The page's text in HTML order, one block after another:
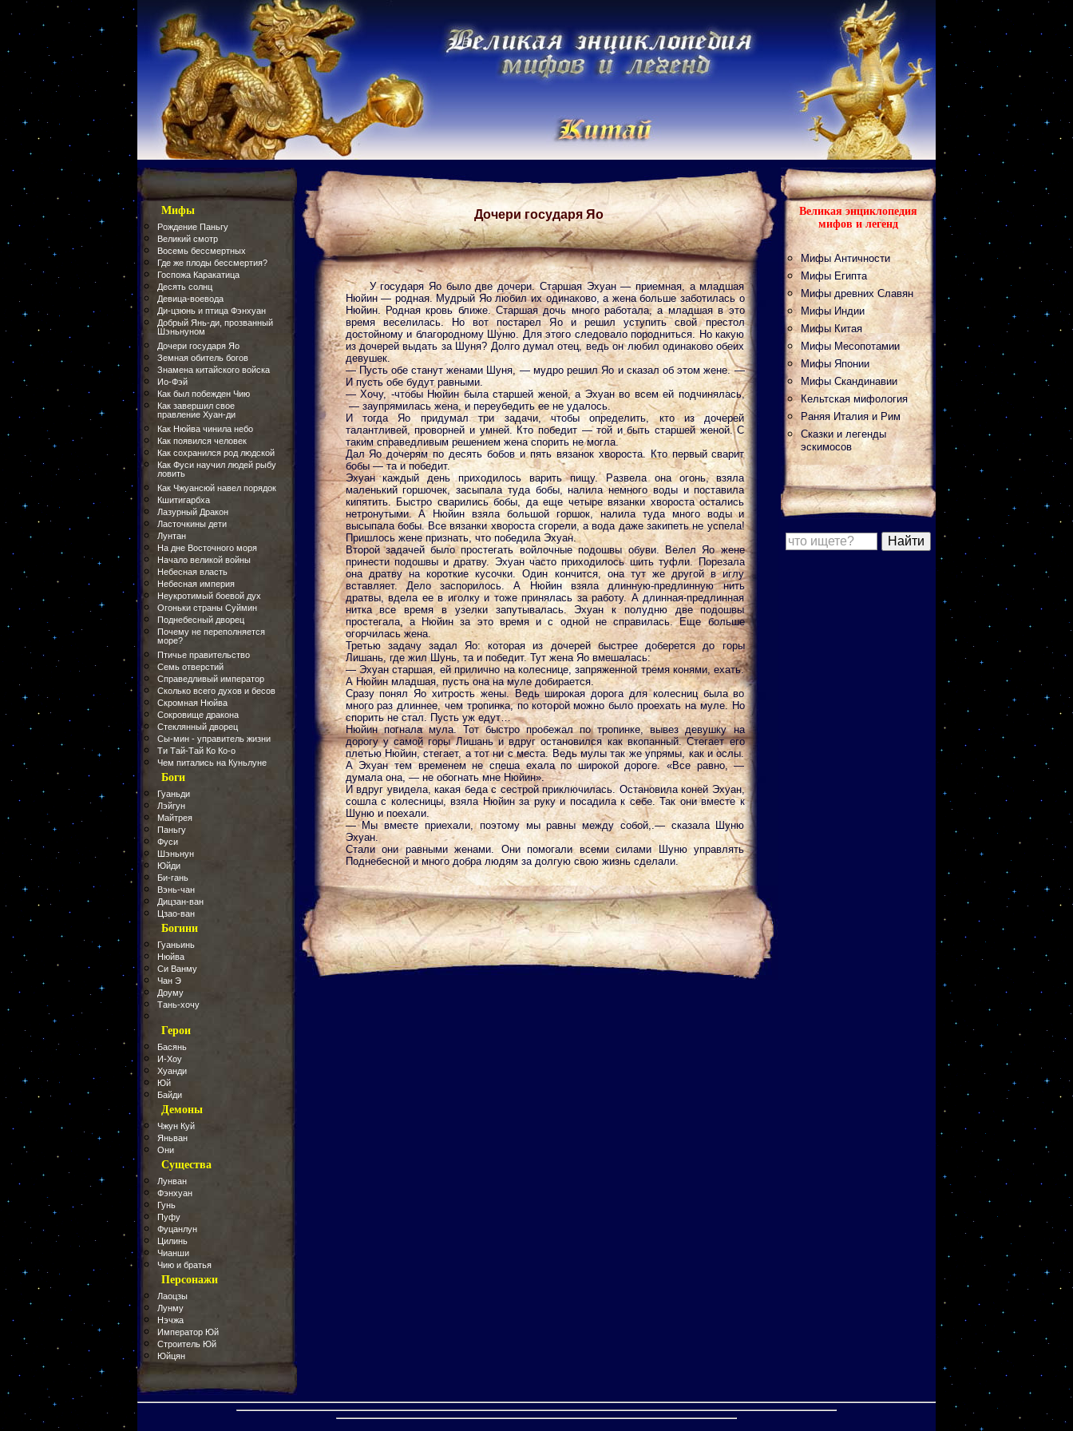
Мифы
Рождение Паньгу
Великий смотр
Восемь бессмертных
Где же плоды бессмертия?
Госпожа Каракатица
Десять солнц
Девица-воевода
Ди-цзюнь и птица Фэнхуан
Добрый Янь-ди, прозванный
Шэньнуном
Дочери государя Яо
Земная обитель богов
Знамена китайского войска
Ио-Фэй
Как был побежден Чию
Как завершил свое
правление Хуан-ди
Как Нюйва чинила небо
Как появился человек
Как сохранился род людской
Как Фуси научил людей рыбу
ловить
Как Чжуансюй навел порядок
Кшитигарбха
Лазурный Дракон
Ласточкины дети
Лунтан
На дне Восточного моря
Начало великой войны
Небесная власть
Небесная империя
Неукротимый боевой дух
Огоньки страны Суймин
Поднебесный дворец
Почему не переполняется
море?
Птичье правительство
Семь отверстий
Справедливый император
Сколько всего духов и бесов
Скромная Нюйва
Сокровище дракона
Стеклянный дворец
Сы-мин - управитель жизни
Ти Тай-Тай Ко Ко-о
Чем питались на Куньлуне
Боги
Гуаньди
Лэйгун
Майтрея
Паньгу
Фуси
Шэньнун
Юйди
Би-гань
Вэнь-чан
Дицзан-ван
Цзао-ван
Богини
Гуаньинь
Нюйва
Си Ванму
Чан Э
Доуму
Тань-хочу
Герои
Басянь
И-Хоу
Хуанди
Юй
Байди
Демоны
Чжун Куй
Яньван
Они
Существа
Лунван
Фэнхуан
Гунь
Пуфу
Фуцанлун
Цилинь
Чианши
Чию и братья
Персонажи
Лаоцзы
Лунму
Нэчжа
Император Юй
Строитель Юй
Юйцян
Дочери государя Яо
У государя Яо было две дочери. Старшая Эхуан — приемная, а младшая
Нюйин — родная. Мудрый Яо любил их одинаково, а жена больше заботилась о
Нюйин. Родная кровь ближе. Старшая дочь много работала, а младшая в это
время веселилась. Но вот постарел Яо и решил уступить свой престол
достойному и благородному Шуню. Для этого следовало породниться. Но какую
из дочерей выдать за Шуня? Долго думал отец, ведь он любил одинаково обеих
девушек.
— Пусть обе станут женами Шуня, — мудро решил Яо и сказал об этом жене. —
И пусть обе будут равными.
— Хочу, -чтобы Нюйин была старшей женой, а Эхуан во всем ей подчинялась,
— заупрямилась жена, и переубедить ее не удалось.
И тогда Яо придумал три задачи, чтобы определить, кто из дочерей
талантливей, проворней и умней. Кто победит — той и быть старшей женой. С
таким справедливым решением жена спорить не могла.
Дал Яо дочерям по десять бобов и пять вязанок хвороста. Кто первый сварит
бобы — та и победит.
Эхуан каждый день приходилось варить пищу. Развела она огонь, взяла
маленький горшочек, засыпала туда бобы, налила немного воды и поставила
кипятить. Быстро сварились бобы, да еще четыре вязанки хвороста остались
нетронутыми. А Нюйин взяла большой горшок, налила туда много воды и
высыпала бобы. Все вязанки хвороста сгорели, а вода даже закипеть не успела!
Пришлось жене признать, что победила Эхуан.
Второй задачей было простегать войлочные подошвы обуви. Велел Яо жене
принести подошвы и дратву. Эхуан часто приходилось шить туфли. Порезала
она дратву на короткие кусочки. Один кончится, она тут же другой в иглу
вставляет. Дело заспорилось. А Нюйин взяла длинную-предлинную нить
дратвы, вдела ее в иголку и тоже принялась за работу. А длинная-предлинная
нитка все время в узелки запутывалась. Эхуан к полудню две подошвы
простегала, а Нюйин за это время и с одной не справилась. Еще больше
огорчилась жена.
Третью задачу задал Яо: которая из дочерей быстрее доберется до горы
Лишань, где жил Шунь, та и победит. Тут жена Яо вмешалась:
— Эхуан старшая, ей прилично на колеснице, запряженной тремя конями, ехать.
А Нюйин младшая, пусть она на муле добирается.
Сразу понял Яо хитрость жены. Ведь широкая дорога для колесниц была во
много раз длиннее, чем тропинка, по которой можно было проехать на муле. Но
спорить не стал. Пусть уж едут…
Нюйин погнала мула. Тот быстро пробежал по тропинке, вывез девушку на
дорогу у самой горы Лишань и вдруг остановился как вкопанный. Стегает его
плетью Нюйин, стегает, а тот ни с места. Ведь мулы так же упрямы, как и ослы.
А Эхуан тем временем не спеша ехала по широкой дороге. «Все равно, —
думала она, — не обогнать мне Нюйин».
И вдруг увидела, какая беда с сестрой приключилась. Остановила коней Эхуан,
сошла с колесницы, взяла Нюйин за руку и посадила к себе. Так они вместе к
Шуню и поехали.
— Мы вместе приехали, поэтому мы равны между собой,.— сказала Шуню
Эхуан.
Стали они равными женами. Они помогали всеми силами Шуню управлять
Поднебесной и много добра людям за долгую свою жизнь сделали.
Великая энциклопедия
мифов и легенд
Мифы Античности
Мифы Египта
Мифы древних Славян
Мифы Индии
Мифы Китая
Мифы Месопотамии
Мифы Японии
Мифы Скандинавии
Кельтская мифология
Раняя Италия и Рим
Сказки и легенды
эскимосов